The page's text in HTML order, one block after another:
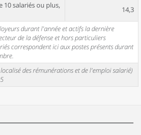
10 salariés ou plus,
14,3
durant l'année et actifs la dernière
de la défense et hors particuliers
correspondent ici aux postes présents durant
localisé des rémunérations et de l'emploi salarié)